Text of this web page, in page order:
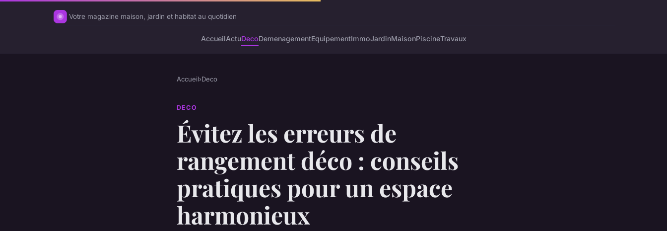
Votre magazine maison, jardin et habitat au quotidien
AccueilActuDecoDemenagementEquipementImmoJardinMaisonPiscineTravaux
Accueil›Deco
DECO
Évitez les erreurs de
rangement déco : conseils
pratiques pour un espace
harmonieux